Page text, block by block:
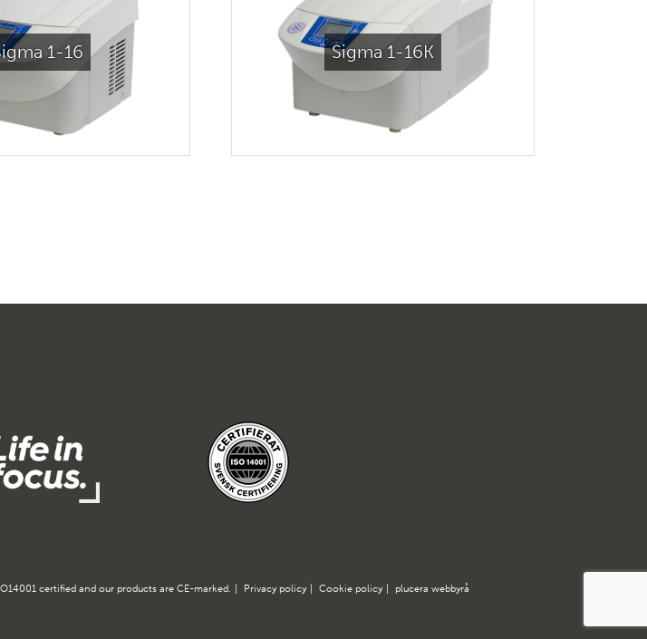
1-16 Sigma 1-16K
certified and our products are CE-marked. Privacy policy Cookie policy plucera webbyrå